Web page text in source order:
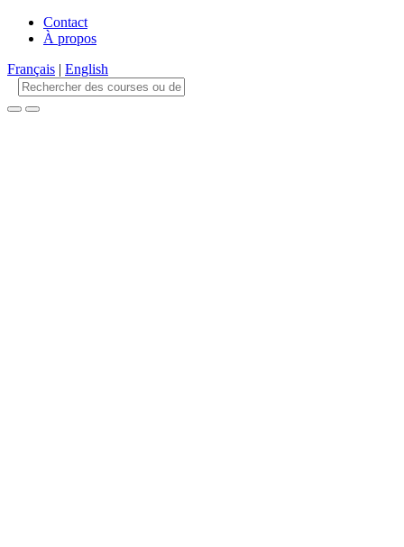
Contact
À propos
Français | English